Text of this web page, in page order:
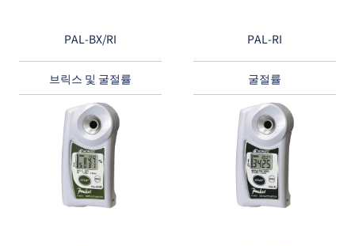
PAL-BX/RI
브릭스 및 굴절률
PAL-RI
굴절률